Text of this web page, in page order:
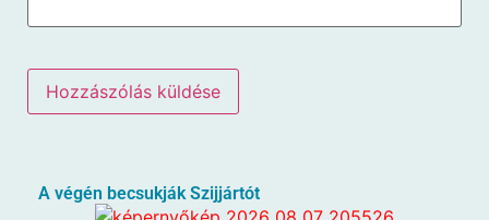
A végén becsukják Szijjártót